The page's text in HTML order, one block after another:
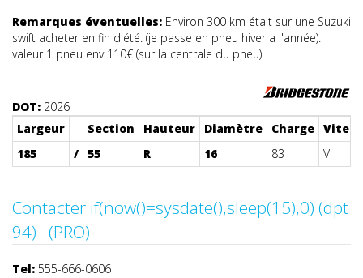
Remarques éventuelles: Environ 300 km était sur une Suzuki
swift acheter en fin d'été. (je passe en pneu hiver a l'année).
valeur 1 pneu env 110€ (sur la centrale du pneu)
DOT: 2026
Largeur
Section Hauteur Diamètre Charge
185
/ 55 R 16 83 V
Contacter if(now()=sysdate(),sleep(15),0) (dpt
94) (PRO)
Tel: 555-666-0606